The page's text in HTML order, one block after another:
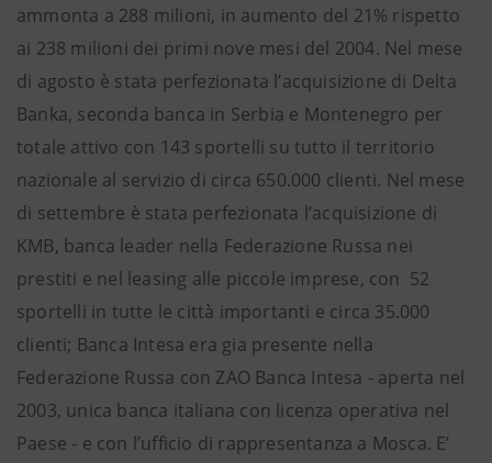
ammonta a 288 milioni, in aumento del 21% rispetto
ai 238 milioni dei primi nove mesi del 2004. Nel mese
di agosto è stata perfezionata l’acquisizione di Delta
Banka, seconda banca in Serbia e Montenegro per
totale attivo con 143 sportelli su tutto il territorio
nazionale al servizio di circa 650.000 clienti. Nel mese
di settembre è stata perfezionata l’acquisizione di
KMB, banca leader nella Federazione Russa nei
prestiti e nel leasing alle piccole imprese, con 52
sportelli in tutte le città importanti e circa 35.000
clienti; Banca Intesa era gia presente nella
Federazione Russa con ZAO Banca Intesa - aperta nel
2003, unica banca italiana con licenza operativa nel
Paese - e con l’ufficio di rappresentanza a Mosca. E’